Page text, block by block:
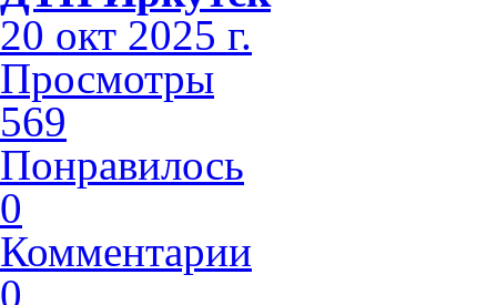
20 окт 2025 г.
Просмотры
569
Понравилось
0
Комментарии
0